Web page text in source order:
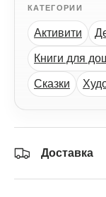
КАТЕГОРИИ
Активити
Книги для
Сказки
Доставка